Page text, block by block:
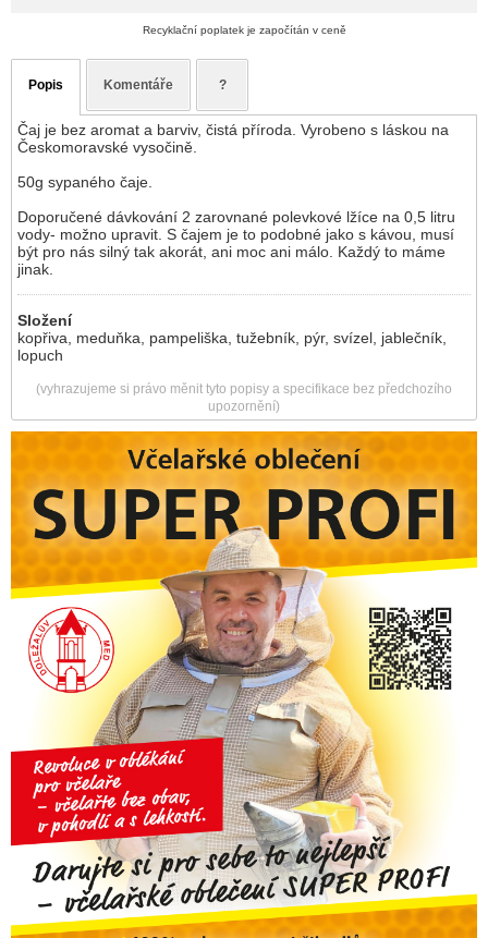
Recyklační poplatek je započítán v ceně
Popis Komentáře ?
Čaj je bez aromat a barviv, čistá příroda. Vyrobeno s láskou na
Českomoravské vysočině.
50g sypaného čaje.
Doporučené dávkování 2 zarovnané polevkové lžíce na 0,5 litru
vody- možno upravit. S čajem je to podobné jako s kávou, musí
být pro nás silný tak akorát, ani moc ani málo. Každý to máme
jinak.
Složení
kopřiva, meduňka, pampeliška, tužebník, pýr, svízel, jablečník,
lopuch
(vyhrazujeme si právo měnit tyto popisy a specifikace bez předchozího
upozornění)